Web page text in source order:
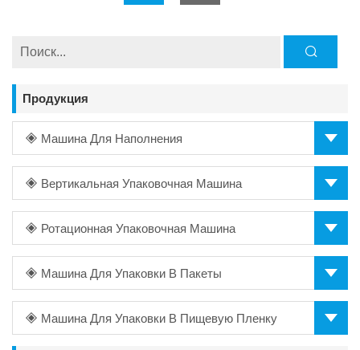
Продукция
Машина Для Наполнения
Вертикальная Упаковочная Машина
Ротационная Упаковочная Машина
Машина Для Упаковки В Пакеты
Машина Для Упаковки В Пищевую Пленку